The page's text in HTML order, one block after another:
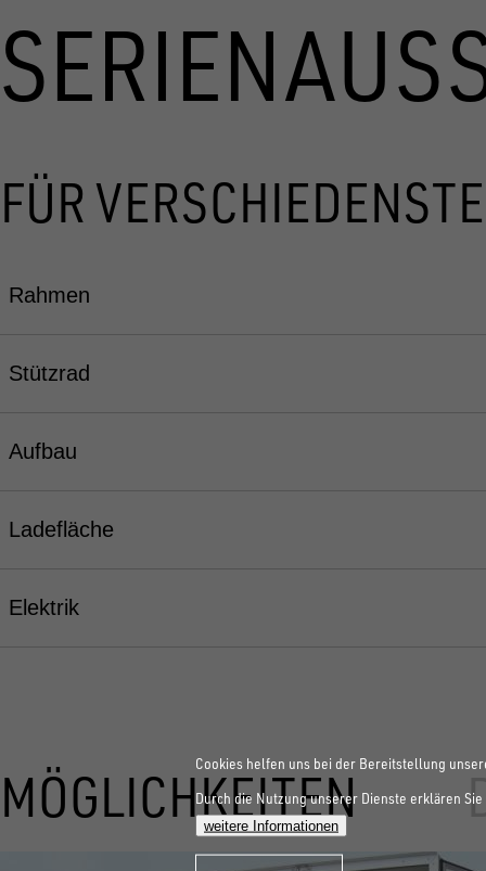
FÜR
Rahmen
Stützrad
Aufbau
Ladefläche
Elektrik
MÖGLICHKEITEN
Cookies helfen uns bei der Bereitstellung
Durch die Nutzung unserer Dienste erklären
weitere Informationen